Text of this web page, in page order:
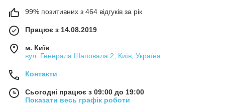
99% позитивних з 464 відгуків за рік
Працює з 14.08.2019
м. Київ
вул. Генерала Шаповала 2, Київ, Україна
Контакти
Сьогодні працює з 09:00 до 19:00
Показати весь графік роботи